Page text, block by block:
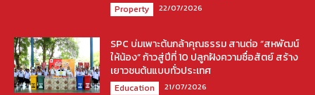
Property 22/07/2026
SPC บ่มเพาะต้นกล้าคุณธรรม สานต่อ “สหพัฒน์
ให้น้อง” ก้าวสู่ปีที่ 10 ปลูกฝังความซื่อสัตย์ สร้าง
เยาวชนต้นแบบทั่วประเทศ
Education 21/07/2026